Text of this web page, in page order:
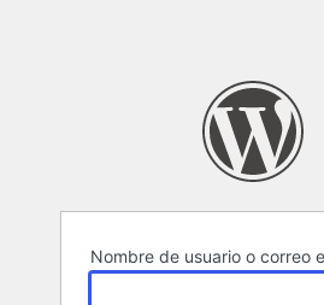
Nombre de usuario o correo